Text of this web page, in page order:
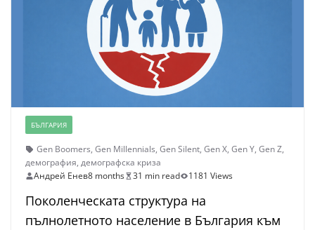
БЪЛГАРИЯ
Gen Boomers, Gen Millennials, Gen Silent, Gen X, Gen Y, Gen Z,
демография, демографска криза
Андрей Енев8 months 31 min read 1181 Views
Поколенческата структура на
пълнолетното население в България към